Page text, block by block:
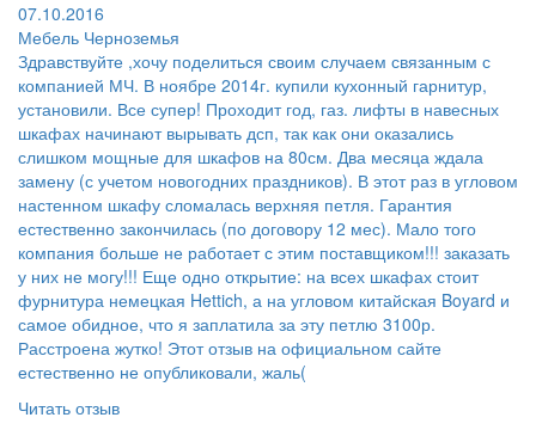
07.10.2016
Мебель Черноземья
Здравствуйте ,хочу поделиться своим случаем связанным с
компанией МЧ. В ноябре 2014г. купили кухонный гарнитур,
установили. Все супер! Проходит год, газ. лифты в навесных
шкафах начинают вырывать дсп, так как они оказались
слишком мощные для шкафов на 80см. Два месяца ждала
замену (с учетом новогодних праздников). В этот раз в угловом
настенном шкафу сломалась верхняя петля. Гарантия
естественно закончилась (по договору 12 мес). Мало того
компания больше не работает с этим поставщиком!!! заказать
у них не могу!!! Еще одно открытие: на всех шкафах стоит
фурнитура немецкая Hettich, а на угловом китайская Boyard и
самое обидное, что я заплатила за эту петлю 3100р.
Расстроена жутко! Этот отзыв на официальном сайте
естественно не опубликовали, жаль(
Читать отзыв